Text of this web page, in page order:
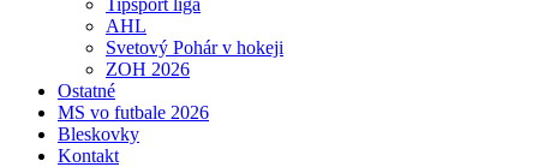
Tipsport liga
AHL
Svetový Pohár v hokeji
ZOH 2026
Ostatné
MS vo futbale 2026
Bleskovky
Kontakt